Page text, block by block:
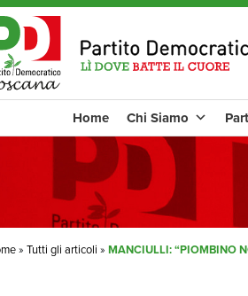
Home Chi Siamo
» Tutti gli articoli » MANCIULLI: “PIOMBINO